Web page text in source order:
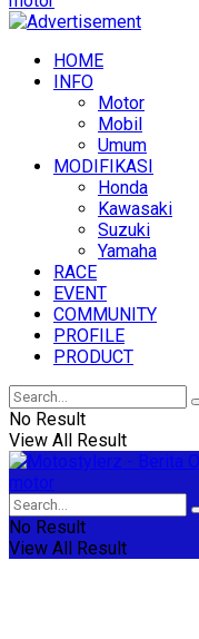
HOME
INFO
Motor
Mobil
Umum
MODIFIKASI
Honda
Kawasaki
Suzuki
Yamaha
RACE
EVENT
COMMUNITY
PROFILE
PRODUCT
No Result
View All Result
No Result
View All Result